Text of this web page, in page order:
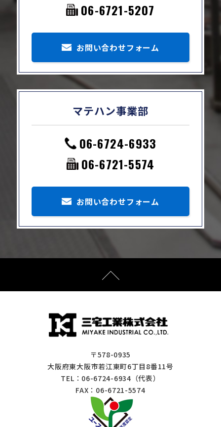
06-6721-5207
お問い合わせフォーム
マテハン事業部
06-6724-6933
06-6721-5574
お問い合わせフォーム
〒578-0935
大阪府東大阪市若江東町6丁目8番11号
TEL： 06-6724-6934 （代表）
FAX：06-6721-5574